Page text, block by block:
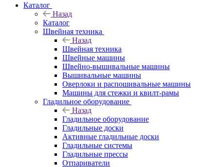
Каталог
Назад
Каталог
Швейная техника
Назад
Швейная техника
Швейные машины
Швейно-вышивальные машины
Вышивальные машины
Оверлоки и распошивальные машины
Машины для стежки и квилт-рамы
Гладильное оборудование
Назад
Гладильное оборудование
Гладильные доски
Активные гладильные доски
Гладильные системы
Гладильные прессы
Отпариватели